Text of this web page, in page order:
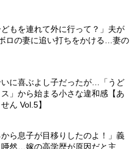
どもを連れて外に行って？」夫が
ロの妻に追い打ちをかける…妻の
に喜ぶよし子だったが…「うど
」から始まる小さな違和感【あ
ん Vol.5】
から息子が目移りしたのよ！」義
然…嫁の高学歴が原因だと主